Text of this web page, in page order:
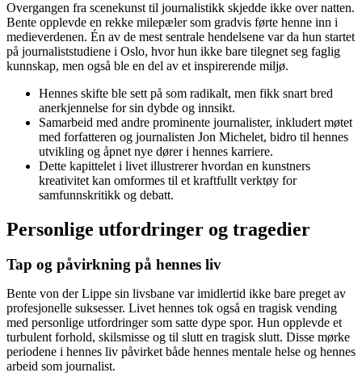
Overgangen fra scenekunst til journalistikk skjedde ikke over natten.
Bente opplevde en rekke milepæler som gradvis førte henne inn i
medieverdenen. Én av de mest sentrale hendelsene var da hun startet
på journaliststudiene i Oslo, hvor hun ikke bare tilegnet seg faglig
kunnskap, men også ble en del av et inspirerende miljø.
Hennes skifte ble sett på som radikalt, men fikk snart bred
anerkjennelse for sin dybde og innsikt.
Samarbeid med andre prominente journalister, inkludert møtet
med forfatteren og journalisten Jon Michelet, bidro til hennes
utvikling og åpnet nye dører i hennes karriere.
Dette kapittelet i livet illustrerer hvordan en kunstners
kreativitet kan omformes til et kraftfullt verktøy for
samfunnskritikk og debatt.
Personlige utfordringer og tragedier
Tap og påvirkning på hennes liv
Bente von der Lippe sin livsbane var imidlertid ikke bare preget av
profesjonelle suksesser. Livet hennes tok også en tragisk vending
med personlige utfordringer som satte dype spor. Hun opplevde et
turbulent forhold, skilsmisse og til slutt en tragisk slutt. Disse mørke
periodene i hennes liv påvirket både hennes mentale helse og hennes
arbeid som journalist.